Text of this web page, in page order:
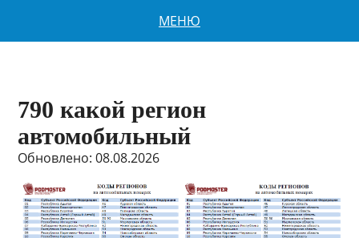
МЕНЮ
790 какой регион
автомобильный
Обновлено: 08.08.2026